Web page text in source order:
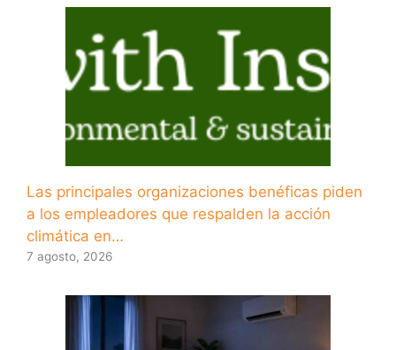
Las principales organizaciones benéficas piden
a los empleadores que respalden la acción
climática en…
7 agosto, 2026